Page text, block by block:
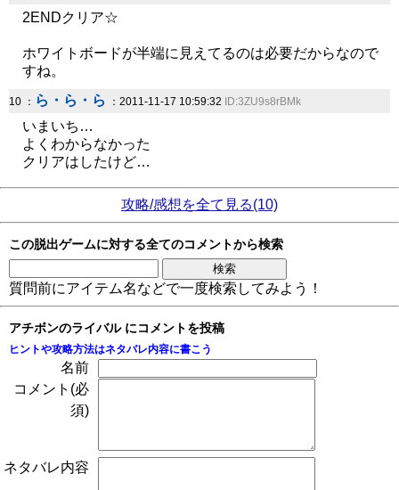
2ENDクリア☆
ホワイトボードが半端に見えてるのは必要だからなので
すね。
10 ： ら・ら・ら ：2011-11-17 10:59:32 ID:3ZU9s8rBMk
いまいち…
よくわからなかった
クリアはしたけど…
攻略/感想を全て見る(10)
この脱出ゲームに対する全てのコメントから検索
質問前にアイテム名などで一度検索してみよう！
アチボンのライバル にコメントを投稿
ヒントや攻略方法はネタバレ内容に書こう
名前
コメント(必
須)
ネタバレ内容